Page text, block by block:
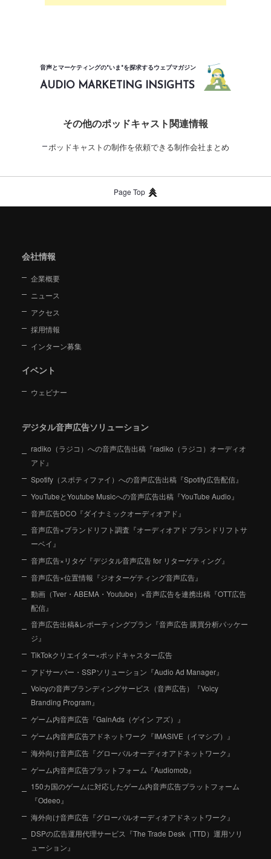
音声とマーケティングの"いま"を探求するウェブマガジン
AUDIO MARKETING INSIGHTS
その他のポッドキャスト関連情報
ポッドキャストの制作を依頼できる制作会社まとめ
Page Top
会社情報
企業概要
ニュース
アクセス
採用情報
インターン募集
イベント
ウェビナー
デジタル音声広告ソリューション
radiko（ラジコ）への音声広告出稿『radiko（ラジコ）オーディオ
アド』
Spotify（スポティファイ）への音声広告出稿『Spotify広告配信』
YouTubeとYoutube Musicへの音声広告出稿『YouTube Audio』
音声広告DCO『ダイナミックオーディオアド』
音声広告×ブランドリフト調査『オーディオアド ブランドリフトサ
ーベイ』
音声広告×リタゲ『デジタル音声広告 for リターゲティング』
音声広告×位置情報『ジオターゲティング音声広告』
動画（Tver・ABEMA・Youtube）×音声広告を連携出稿『OTT広告
配信』
音声広告出稿&レポーティングプラン『音声広告 購買分析パッケー
ジ』
TikTokクリエイター×ポッドキャスター広告
アドサーバー・SSPソリューション『Audio Ad Manager』
Voicyの音声ブランディングサービス（音声広告）『Voicy
Branding Program』
ゲーム内音声広告『GainAds（ゲイン アズ）』
ゲーム内音声広告アドネットワーク『IMASIVE（イマシブ）』
海外向け音声広告『グローバルオーディオアドネットワーク』
ゲーム内音声広告プラットフォーム『Audiomob』
150カ国のゲームに対応したゲーム内音声広告プラットフォーム
『Odeeo』
海外向け音声広告『グローバルオーディオアドネットワーク』
DSPの広告運用代理サービス『The Trade Desk（TTD）運用ソリ
ューション』